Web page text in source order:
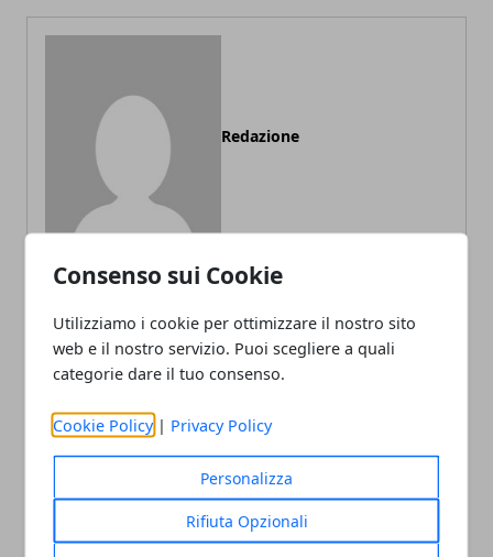
Consenso sui Cookie
Utilizziamo i cookie per ottimizzare il nostro sito
web e il nostro servizio. Puoi scegliere a quali
categorie dare il tuo consenso.
Cookie Policy | Privacy Policy
Personalizza
Rifiuta Opzionali
Redazione
ARTICOLI CORRELATI